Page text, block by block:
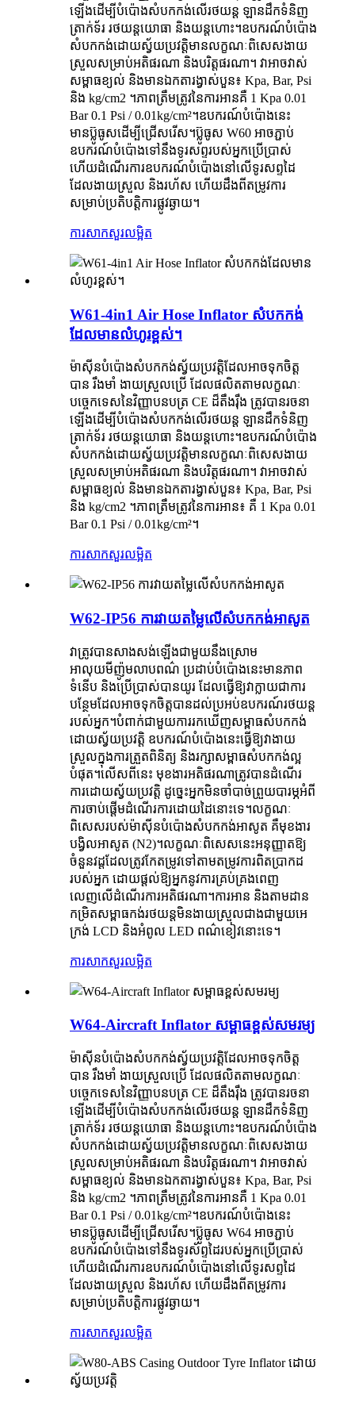
ឡើងដើម្បីបំប៉ោងសំបកកង់លើរថយន្ត ឡានដឹកទំនិញ
ត្រាក់ទ័រ រថយន្តយោធា និងយន្តហោះ។ឧបករណ៍បំប៉ោង
សំបកកង់ដោយស្វ័យប្រវត្តិមានលក្ខណៈពិសេសងាយ
ស្រួលសម្រាប់អតិផរណា និងបរិត្តផរណា។ វាអាចវាស់
សម្ពាធខ្យល់ និងមានឯកតារង្វាស់បួន៖ Kpa, Bar, Psi
និង kg/cm2 ។ភាពត្រឹមត្រូវនៃការអានគឺ 1 Kpa 0.01
Bar 0.1 Psi / 0.01kg/cm²។ឧបករណ៍បំប៉ោងនេះ
មានប៊្លូធូសដើម្បីជ្រើសរើស។ប៊្លូធូស W60 អាចភ្ជាប់
ឧបករណ៍បំប៉ោងទៅនឹងទូរសព្ទរបស់អ្នកប្រើប្រាស់
ហើយដំណើរការឧបករណ៍បំប៉ោងនៅលើទូរសព្ទដៃ
ដែលងាយស្រួល និងរហ័ស ហើយដឹងពីតម្រូវការ
សម្រាប់ប្រតិបត្តិការផ្លូវឆ្ងាយ។
ការសាកសួរលម្អិត
W61-4in1 Air Hose Inflator សំបកកង់
ដែលមានលំហូរខ្ពស់។
ម៉ាស៊ីនបំប៉ោងសំបកកង់ស្វ័យប្រវត្តិដែលអាចទុកចិត្ត
បាន រឹងមាំ ងាយស្រួលប្រើ ដែលផលិតតាមលក្ខណៈ
បច្ចេកទេសនៃវិញ្ញាបនបត្រ CE ដ៏តឹងរ៉ឹង ត្រូវបានរចនា
ឡើងដើម្បីបំប៉ោងសំបកកង់លើរថយន្ត ឡានដឹកទំនិញ
ត្រាក់ទ័រ រថយន្តយោធា និងយន្តហោះ។ឧបករណ៍បំប៉ោង
សំបកកង់ដោយស្វ័យប្រវត្តិមានលក្ខណៈពិសេសងាយ
ស្រួលសម្រាប់អតិផរណា និងបរិត្តផរណា។ វាអាចវាស់
សម្ពាធខ្យល់ និងមានឯកតារង្វាស់បួន៖ Kpa, Bar, Psi
និង kg/cm2 ។ភាពត្រឹមត្រូវនៃការអាន៖ គឺ 1 Kpa 0.01
Bar 0.1 Psi / 0.01kg/cm²។
ការសាកសួរលម្អិត
W62-IP56 ការវាយតម្លៃលើសំបកកង់អាសូត
វាត្រូវបានសាងសង់ឡើងជាមួយនឹងស្រោម
អាលុយមីញ៉ូមលាបពណ៌ ប្រដាប់បំប៉ោងនេះមានភាព
ទំនើប និងប្រើប្រាស់បានយូរ ដែលធ្វើឱ្យវាក្លាយជាការ
បន្ថែមដែលអាចទុកចិត្តបានដល់ប្រអប់ឧបករណ៍រថយន្ត
របស់អ្នក។បំពាក់ជាមួយការរកឃើញសម្ពាធសំបកកង់
ដោយស្វ័យប្រវត្តិ ឧបករណ៍បំប៉ោងនេះធ្វើឱ្យវាងាយ
ស្រួលក្នុងការត្រួតពិនិត្យ និងរក្សាសម្ពាធសំបកកង់ល្អ
បំផុត។លើសពីនេះ មុខងារអតិផរណាត្រូវបានដំណើរ
ការដោយស្វ័យប្រវត្តិ ដូច្នេះអ្នកមិនចាំបាច់ព្រួយបារម្ភអំពី
ការចាប់ផ្តើមដំណើរការដោយដៃនោះទេ។លក្ខណៈ​
ពិសេស​របស់​ម៉ាស៊ីន​បំប៉ោង​សំបក​កង់​អាសូត គឺ​មុខងារ​
បង្វិល​អាសូត (N2)។លក្ខណៈពិសេសនេះអនុញ្ញាតឱ្យ
ចំនួនវដ្តដែលត្រូវកែតម្រូវទៅតាមតម្រូវការពិតប្រាកដ
របស់អ្នក ដោយផ្តល់ឱ្យអ្នកនូវការគ្រប់គ្រងពេញ
លេញលើដំណើរការអតិផរណា។ការអាន និងតាមដាន
កម្រិតសម្ពាធកង់រថយន្តមិនងាយស្រួលជាងជាមួយអេ
ក្រង់ LCD និងអំពូល LED ពណ៌ខៀវនោះទេ។
ការសាកសួរលម្អិត
W64-Aircraft Inflator សម្ពាធខ្ពស់សមរម្យ
ម៉ាស៊ីនបំប៉ោងសំបកកង់ស្វ័យប្រវត្តិដែលអាចទុកចិត្ត
បាន រឹងមាំ ងាយស្រួលប្រើ ដែលផលិតតាមលក្ខណៈ
បច្ចេកទេសនៃវិញ្ញាបនបត្រ CE ដ៏តឹងរ៉ឹង ត្រូវបានរចនា
ឡើងដើម្បីបំប៉ោងសំបកកង់លើរថយន្ត ឡានដឹកទំនិញ
ត្រាក់ទ័រ រថយន្តយោធា និងយន្តហោះ។ឧបករណ៍បំប៉ោង
សំបកកង់ដោយស្វ័យប្រវត្តិមានលក្ខណៈពិសេសងាយ
ស្រួលសម្រាប់អតិផរណា និងបរិត្តផរណា។ វាអាចវាស់
សម្ពាធខ្យល់ និងមានឯកតារង្វាស់បួន៖ Kpa, Bar, Psi
និង kg/cm2 ។ភាពត្រឹមត្រូវនៃការអានគឺ 1 Kpa 0.01
Bar 0.1 Psi / 0.01kg/cm²។ឧបករណ៍បំប៉ោងនេះ
មានប៊្លូធូសដើម្បីជ្រើសរើស។ប៊្លូធូស W64 អាចភ្ជាប់
ឧបករណ៍បំប៉ោងទៅនឹងទូរស័ព្ទដៃរបស់អ្នកប្រើប្រាស់
ហើយដំណើរការឧបករណ៍បំប៉ោងនៅលើទូរសព្ទដៃ
ដែលងាយស្រួល និងរហ័ស ហើយដឹងពីតម្រូវការ
សម្រាប់ប្រតិបត្តិការផ្លូវឆ្ងាយ។
ការសាកសួរលម្អិត